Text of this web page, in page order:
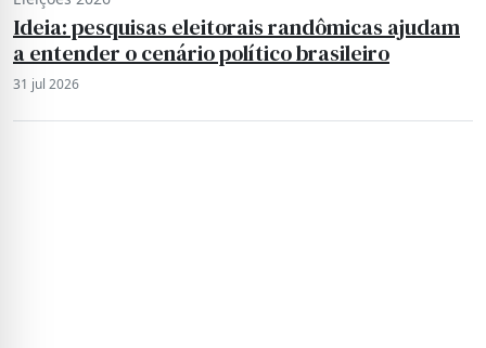
Ideia: pesquisas eleitorais randômicas ajudam
a entender o cenário político brasileiro
31 jul 2026